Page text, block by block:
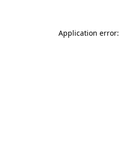
Application